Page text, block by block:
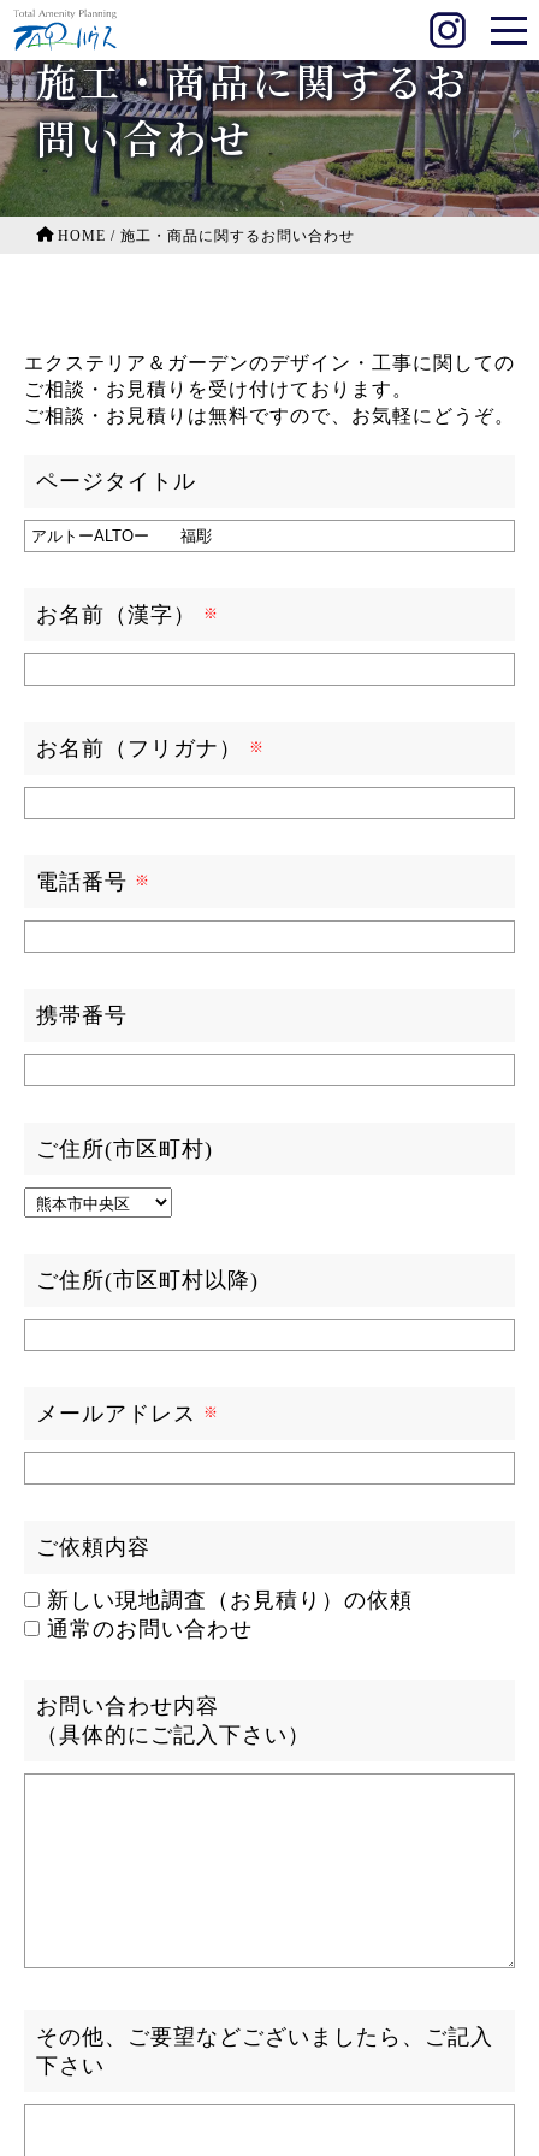
施工・商品に関するお
問い合わせ
HOME / 施工・商品に関するお問い合わせ
エクステリア＆ガーデンのデザイン・工事に関しての
ご相談・お見積りを受け付けております。
ご相談・お見積りは無料ですので、お気軽にどうぞ。
ページタイトル
お名前（漢字）
お名前（フリガナ）
電話番号
携帯番号
ご住所(市区町村)
ご住所(市区町村以降)
メールアドレス
ご依頼内容
新しい現地調査（お見積り）の依頼
通常のお問い合わせ
お問い合わせ内容
（具体的にご記入下さい）
その他、ご要望などございましたら、ご記入
下さい